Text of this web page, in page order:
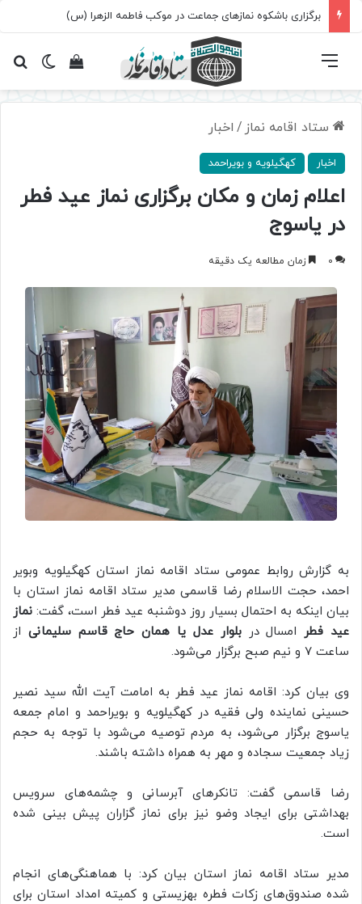
برگزاری باشکوه نمازهای جماعت در موکب فاطمه الزهرا (س)
تغییرمشاهده فهرست
ستاد اقامه نماز / اخبار
اخبار کهگیلویه و بویراحمد
اعلام زمان و مکان برگزاری نماز عید فطر
در یاسوج
0 زمان مطالعه یک دقیقه
به گزارش روابط عمومی ستاد اقامه نماز استان کهگیلویه وبویر
احمد، حجت الاسلام رضا قاسمی مدیر ستاد اقامه نماز استان با
بیان اینکه به احتمال بسیار روز دوشنبه عید فطر است، گفت: نماز
عید فطر
امسال دربلوار عدل یا همان حاج قاسم سلیمانی از
ساعت ۷ و نیم صبح برگزار می‌شود.
وی بیان کرد: اقامه نماز عید فطر به امامت آیت الله سید نصیر
حسینی نماینده ولی فقیه در کهگیلویه و بویراحمد و امام جمعه
یاسوج برگزار می‌شود، به مردم توصیه می‌شود با توجه به حجم
زیاد جمعیت سجاده و مهر به همراه داشته باشند.
رضا قاسمی گفت: تانکرهای آبرسانی و چشمه‌های سرویس
بهداشتی برای ایجاد وضو نیز برای نماز گزاران پیش بینی شده
است.
مدیر ستاد اقامه نماز استان بیان کرد: با هماهنگی‌های انجام
شده صندوق‌های زکات فطره بهزیستی و کمیته امداد استان برای